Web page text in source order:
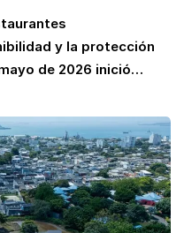
y la protección
de 2026 inició…